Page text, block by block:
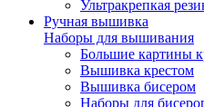
Ультракрепкая
Ручная вышивка
Наборы для вышивания
Большие картины
Вышивка крестом
Вышивка бисером
Наборы для